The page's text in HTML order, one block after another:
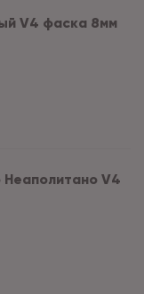
V4 фаска 8мм
V4